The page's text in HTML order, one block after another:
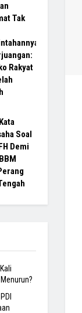
Tak
Rakyat
Soal
Demi